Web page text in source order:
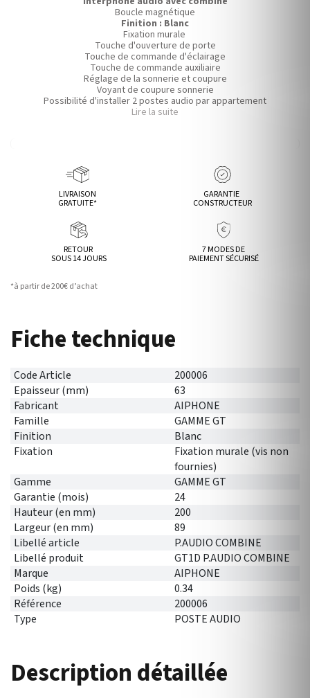
Boucle magnétique
Finition : Blanc
Fixation murale
Touche d'ouverture de porte
Touche de commande d'éclairage
Touche de commande auxiliaire
Réglage de la sonnerie et coupure
Voyant de coupure sonnerie
Possibilité d'installer 2 postes audio par appartement
Dimensions : Hauteur 200mm x Largeur 89mm x Profondeur 63mm
Lire la suite
LIVRAISON
GRATUITE*
GARANTIE
CONSTRUCTEUR
RETOUR
SOUS 14 JOURS
7 MODES DE
PAIEMENT SÉCURISÉ
*à partir de 200€ d’achat
Fiche technique
Code Article
200006
Epaisseur (mm)
63
Fabricant
AIPHONE
Famille
GAMME GT
Finition
Blanc
Fixation
Fixation murale (vis non
fournies)
Gamme
GAMME GT
Garantie (mois)
24
Hauteur (en mm)
200
Largeur (en mm)
89
Libellé article
P.AUDIO COMBINE
Libellé produit
GT1D P.AUDIO COMBINE
Marque
AIPHONE
Poids (kg)
0.34
Référence
200006
Type
POSTE AUDIO
Description détaillée